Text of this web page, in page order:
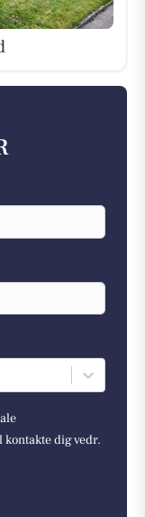
dig vedr.